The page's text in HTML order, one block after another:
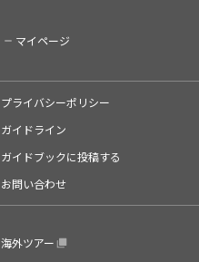
マイページ
プライバシーポリシー
ガイドライン
ガイドブックに投稿する
お問い合わせ
海外ツアー